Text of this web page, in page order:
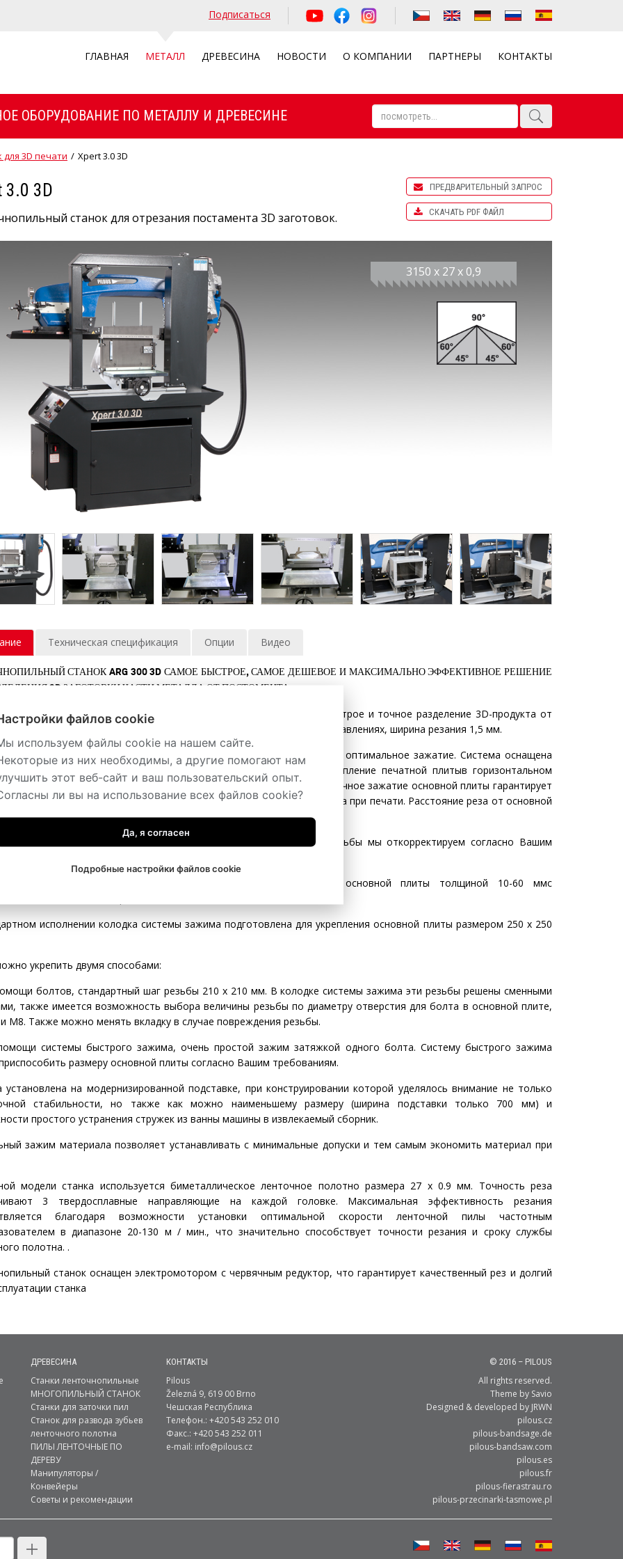
Подписаться
ГЛАВНАЯ МЕТАЛЛ ДРЕВЕСИНА НОВОСТИ О КОМПАНИИ ПАРТНЕРЫ КОНТАКТЫ
ОБОРУДОВАНИЕ ПО МЕТАЛЛУ И ДРЕВЕСИНЕ
для 3D печати / Xpert 3.0 3D
3.0 3D
станок для отрезания постамента 3D заготовок.
ПРЕДВАРИТЕЛЬНЫЙ ЗАПРОС
СКАЧАТЬ PDF ФАЙЛ
3150 x 27 x 0,9
Техническая спецификация Опции Видео
СТАНОК ARG 300 3D САМОЕ БЫСТРОЕ, САМОЕ ДЕШЕВОЕ И МАКСИМАЛЬНО ЭФФЕКТИВНОЕ РЕШЕНИЕ
3D ЗАГОТОВКИ ЧАСТИ МЕТАЛЛА ОТ ПОСТОМЕНТА.​
ленточнопильный станок 2-колонного типа обеспечивает быстрое и точное разделение 3D-продукта от
от постамента. Точность резания составляет 0,1 мм во всех направлениях, ширина резания 1,5 мм.
регулируемая система зажима основной плиты гарантирует ее оптимальное зажатие. Система оснащена
механизмом с упорами. Это позволяет простое и быстрое укрепление печатной плитыв горизонтальном
и простое опрокидывание в вертикальное рабочее положение. Точное зажатие основной плиты гарантирует
реза с минимальными припусками и тем самым экономию материала при печати. Расстояние реза от основной
настроить очень легко вручную, маховиком.
размер основной плиты 300 х 300 мм, шаги и диаметр резьбы мы откорректируем согласно Вашим
регулируемая колодка системы зажима позволяет установку основной плиты толщиной 10-60 ммс
механической перестановки вплоть до диапазона 0-70 мм.
исполнении колодка системы зажима подготовлена для укрепления основной плиты размером 250 х 250
укрепить двумя способами:
болтов, стандартный шаг резьбы 210 х 210 мм. В колодке системы зажима эти резьбы решены сменными
также имеется возможность выбора величины резьбы по диаметру отверстия для болта в основной плите,
M8. Также можно менять вкладку в случае повреждения резьбы.
системы быстрого зажима, очень простой зажим затяжкой одного болта. Систему быстрого зажима
размеру основной плиты согласно Вашим требованиям.
на модернизированной подставке, при конструировании которой уделялось внимание не только
стабильности, но также как можно наименьшему размеру (ширина подставки только 700 мм) и
простого устранения стружек из ванны машины в извлекаемый сборник.
зажим материала позволяет устанавливать с минимальные допуски и тем самым экономить материал при
модели станка используется биметаллическое ленточное полотно размера 27 x 0.9 мм. Точность реза
3 твердосплавные направляющие на каждой головке. Максимальная эффективность резания
благодаря возможности установки оптимальной скорости ленточной пилы частотным
в диапазоне 20-130 м / мин., что значительно способствует точности резания и сроку службы
полотна. .
станок оснащен электромотором с червячным редуктор, что гарантирует качественный рез и долгий
станка
ДРЕВЕСИНА
Станки ленточнопильные
МНОГОПИЛЬНЫЙ СТАНОК
Станки для заточки пил
Станок для развода зубьев
ленточного полотна
ПИЛЫ ЛЕНТОЧНЫЕ ПО
ДЕРЕВУ
Манипуляторы /
Конвейеры
Советы и рекомендации
КОНТАКТЫ
Pilous
Železná 9, 619 00 Brno
Чешская Республика
Телефон.: +420 543 252 010
Факс.: +420 543 252 011
e-mail: info@pilous.cz
© 2016 – PILOUS
All rights reserved.
Theme by Savio
Designed & developed by JRWN
pilous.cz
pilous-bandsage.de
pilous-bandsaw.com
pilous.es
pilous.fr
pilous-fierastrau.ro
pilous-przecinarki-tasmowe.pl
файлов cookie
используем файлы cookie на нашем сайте.
из них необходимы, а другие помогают нам
этот веб-сайт и ваш пользовательский опыт.
ли вы на использование всех файлов cookie?
Да, я согласен
Подробные настройки файлов cookie